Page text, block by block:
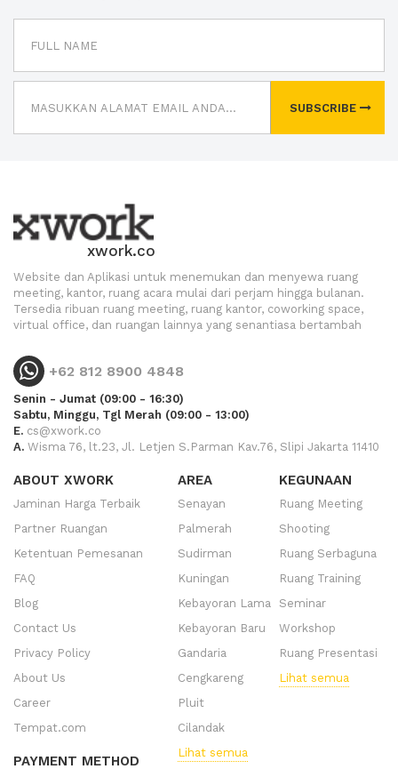
SUBSCRIBE
xwork.co
Website dan Aplikasi untuk menemukan dan menyewa ruang
meeting, kantor, ruang acara mulai dari perjam hingga bulanan.
Tersedia ribuan ruang meeting, ruang kantor, coworking space,
virtual office, dan ruangan lainnya yang senantiasa bertambah
+62 812 8900 4848
Senin - Jumat (09:00 - 16:30)
Sabtu, Minggu, Tgl Merah (09:00 - 13:00)
E. cs@xwork.co
A. Wisma 76, lt.23, Jl. Letjen S.Parman Kav.76, Slipi Jakarta 11410
ABOUT XWORK
Jaminan Harga Terbaik
Partner Ruangan
Ketentuan Pemesanan
FAQ
Blog
Contact Us
Privacy Policy
About Us
Career
Tempat.com
PAYMENT METHOD
AREA
Senayan
Palmerah
Sudirman
Kuningan
Kebayoran Lama
Kebayoran Baru
Gandaria
Cengkareng
Pluit
Cilandak
Lihat semua
KEGUNAAN
Ruang Meeting
Shooting
Ruang Serbaguna
Ruang Training
Seminar
Workshop
Ruang Presentasi
Lihat semua